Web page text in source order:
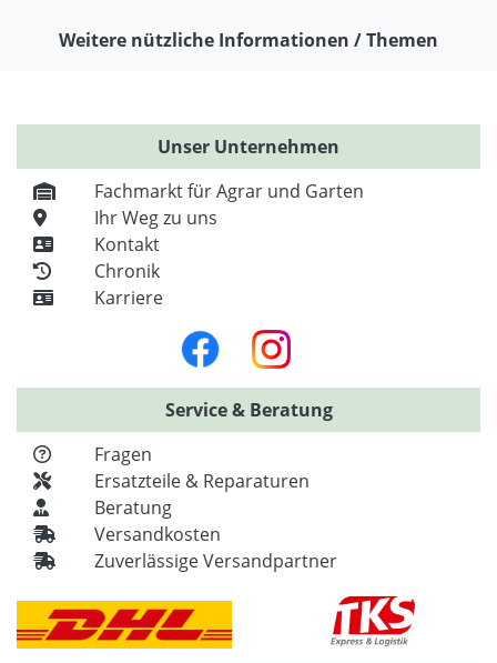
Weitere nützliche Informationen / Themen
Unser Unternehmen
Fachmarkt für Agrar und Garten
Ihr Weg zu uns
Kontakt
Chronik
Karriere
Service & Beratung
Fragen
Ersatzteile & Reparaturen
Beratung
Versandkosten
Zuverlässige Versandpartner